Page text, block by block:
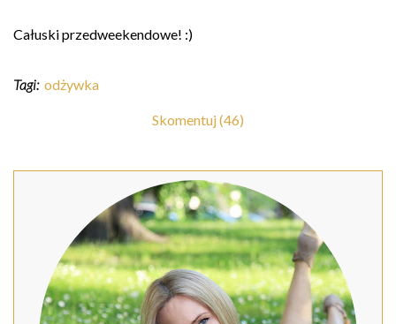
Całuski przedweekendowe! :)
Tagi: odżywka
Skomentuj (46)